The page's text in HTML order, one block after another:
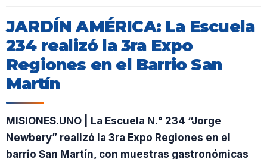
JARDÍN AMÉRICA: La Escuela
234 realizó la 3ra Expo
Regiones en el Barrio San
Martín
MISIONES.UNO | La Escuela N.° 234 “Jorge
Newbery” realizó la 3ra Expo Regiones en el
barrio San Martín, con muestras gastronómicas